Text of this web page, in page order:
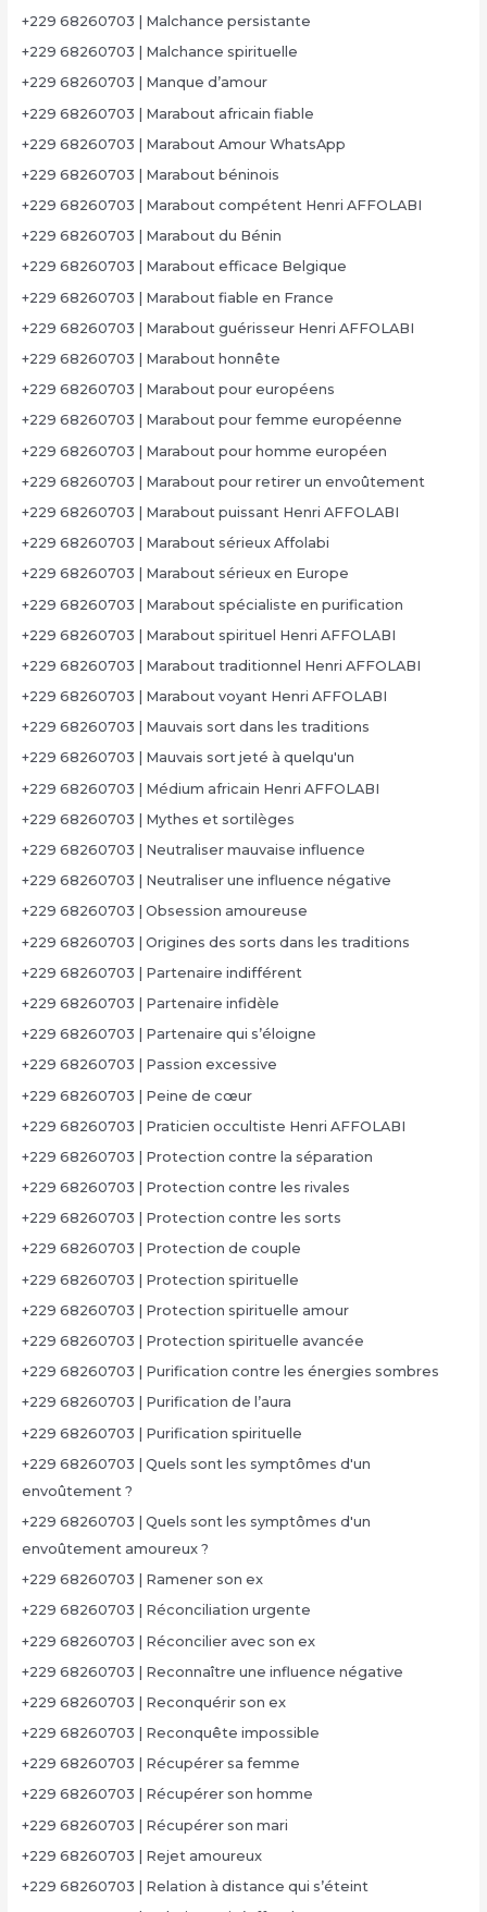
+229 68260703 | Malchance persistante
+229 68260703 | Malchance spirituelle
+229 68260703 | Manque d’amour
+229 68260703 | Marabout africain fiable
+229 68260703 | Marabout Amour WhatsApp
+229 68260703 | Marabout béninois
+229 68260703 | Marabout compétent Henri AFFOLABI
+229 68260703 | Marabout du Bénin
+229 68260703 | Marabout efficace Belgique
+229 68260703 | Marabout fiable en France
+229 68260703 | Marabout guérisseur Henri AFFOLABI
+229 68260703 | Marabout honnête
+229 68260703 | Marabout pour européens
+229 68260703 | Marabout pour femme européenne
+229 68260703 | Marabout pour homme européen
+229 68260703 | Marabout pour retirer un envoûtement
+229 68260703 | Marabout puissant Henri AFFOLABI
+229 68260703 | Marabout sérieux Affolabi
+229 68260703 | Marabout sérieux en Europe
+229 68260703 | Marabout spécialiste en purification
+229 68260703 | Marabout spirituel Henri AFFOLABI
+229 68260703 | Marabout traditionnel Henri AFFOLABI
+229 68260703 | Marabout voyant Henri AFFOLABI
+229 68260703 | Mauvais sort dans les traditions
+229 68260703 | Mauvais sort jeté à quelqu'un
+229 68260703 | Médium africain Henri AFFOLABI
+229 68260703 | Mythes et sortilèges
+229 68260703 | Neutraliser mauvaise influence
+229 68260703 | Neutraliser une influence négative
+229 68260703 | Obsession amoureuse
+229 68260703 | Origines des sorts dans les traditions
+229 68260703 | Partenaire indifférent
+229 68260703 | Partenaire infidèle
+229 68260703 | Partenaire qui s’éloigne
+229 68260703 | Passion excessive
+229 68260703 | Peine de cœur
+229 68260703 | Praticien occultiste Henri AFFOLABI
+229 68260703 | Protection contre la séparation
+229 68260703 | Protection contre les rivales
+229 68260703 | Protection contre les sorts
+229 68260703 | Protection de couple
+229 68260703 | Protection spirituelle
+229 68260703 | Protection spirituelle amour
+229 68260703 | Protection spirituelle avancée
+229 68260703 | Purification contre les énergies sombres
+229 68260703 | Purification de l’aura
+229 68260703 | Purification spirituelle
+229 68260703 | Quels sont les symptômes d'un
envoûtement ?
+229 68260703 | Quels sont les symptômes d'un
envoûtement amoureux ?
+229 68260703 | Ramener son ex
+229 68260703 | Réconciliation urgente
+229 68260703 | Réconcilier avec son ex
+229 68260703 | Reconnaître une influence négative
+229 68260703 | Reconquérir son ex
+229 68260703 | Reconquête impossible
+229 68260703 | Récupérer sa femme
+229 68260703 | Récupérer son homme
+229 68260703 | Récupérer son mari
+229 68260703 | Rejet amoureux
+229 68260703 | Relation à distance qui s’éteint